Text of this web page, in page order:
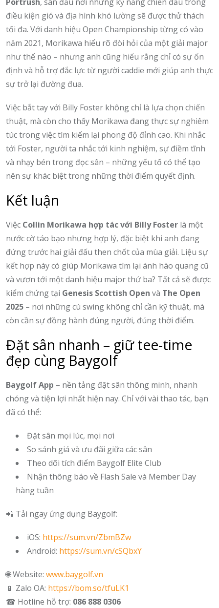
điều kiện gió và địa hình khó lường sẽ được thử thách
tối đa. Với danh hiệu Open Championship từng có vào
năm 2021, Morikawa hiểu rõ đòi hỏi của một giải major
như thế nào – nhưng anh cũng hiểu rằng chỉ có sự ổn
định và hỗ trợ đắc lực từ người caddie mới giúp anh thực
sự trở lại đường đua.
Việc bắt tay với Billy Foster không chỉ là lựa chọn chiến
thuật, mà còn cho thấy Morikawa đang thực sự nghiêm
túc trong việc tìm kiếm lại phong độ đỉnh cao. Khi nhắc
tới Foster, người ta nhắc tới kinh nghiệm, sự điềm tĩnh
và nhạy bén trong đọc sân – những yếu tố có thể tạo
nên sự khác biệt trong những thời điểm quyết định.
Kết luận
Việc Collin Morikawa hợp tác với Billy Foster là một
nước cờ táo bạo nhưng hợp lý, đặc biệt khi anh đang
đứng trước hai giải đấu then chốt của mùa giải. Liệu sự
kết hợp này có giúp Morikawa tìm lại ánh hào quang cũ
và vươn tới một danh hiệu major thứ ba? Tất cả sẽ được
kiểm chứng tại Genesis Scottish Open và The Open
2025 – nơi những cú swing không chỉ cần kỹ thuật, mà
còn cần sự đồng hành đúng người, đúng thời điểm.
Đặt sân nhanh – giữ tee-time
đẹp cùng Baygolf
Baygolf App – nền tảng đặt sân thông minh, nhanh
chóng và tiện lợi nhất hiện nay. Chỉ với vài thao tác, bạn
đã có thể:
Đặt sân mọi lúc, mọi nơi
So sánh giá và ưu đãi giữa các sân
Theo dõi tích điểm Baygolf Elite Club
Nhận thông báo về Flash Sale và Member Day
hàng tuần
📲 Tải ngay ứng dụng Baygolf:
iOS: https://sum.vn/ZbmBZw
Android: https://sum.vn/cSQbxY
🌐 Website: www.baygolf.vn
📱 Zalo OA: https://bom.so/tfuLK1
☎ Hotline hỗ trợ: 086 888 0306